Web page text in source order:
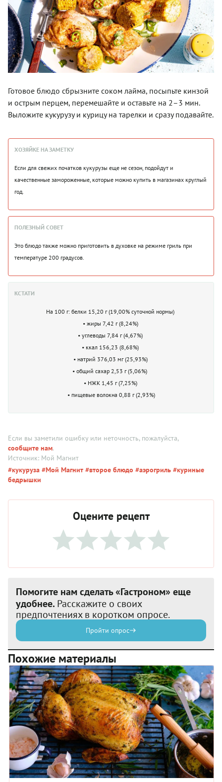
Готовое блюдо сбрызните соком лайма, посыпьте кинзой
и острым перцем, перемешайте и оставьте на 2–3 мин.
Выложите кукурузу и курицу на тарелки и сразу подавайте.
ХОЗЯЙКЕ НА ЗАМЕТКУ
Если для свежих початков кукурузы еще не сезон, подойдут и
качественные замороженные, которые можно купить в магазинах круглый
год.
ПОЛЕЗНЫЙ СОВЕТ
Это блюдо также можно приготовить в духовке на режиме гриль при
температуре 200 градусов.
КСТАТИ
На 100 г: белки 15,20 г (19,00% суточной нормы)
• жиры 7,42 г (8,24%)
• углеводы 7,84 г (4,67%)
• ккал 156,23 (8,68%)
• натрий 376,03 мг (25,93%)
• общий сахар 2,53 г (5,06%)
• НЖК 1,45 г (7,25%)
• пищевые волокна 0,88 г (2,93%)
Если вы заметили ошибку или неточность, пожалуйста,
сообщите нам.
Источник: Мой Магнит
#кукуруза #Мой Магнит #второе блюдо #аэрогриль #куриные
бедрышки
Оцените рецепт
Помогите нам сделать «Гастроном» еще
удобнее. Расскажите о своих
предпочтениях в коротком опросе.
Пройти опрос
Похожие материалы